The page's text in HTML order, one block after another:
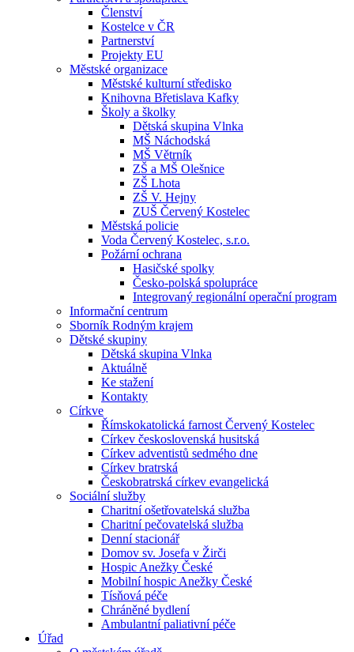
Členství
Kostelce v ČR
Partnerství
Projekty EU
Městské organizace
Městské kulturní středisko
Knihovna Břetislava Kafky
Školy a školky
Dětská skupina Vlnka
MŠ Náchodská
MŠ Větrník
ZŠ a MŠ Olešnice
ZŠ Lhota
ZŠ V. Hejny
ZUŠ Červený Kostelec
Městská policie
Voda Červený Kostelec, s.r.o.
Požární ochrana
Hasičské spolky
Česko-polská spolupráce
Integrovaný regionální operační program
Informační centrum
Sborník Rodným krajem
Dětské skupiny
Dětská skupina Vlnka
Aktuálně
Ke stažení
Kontakty
Církve
Římskokatolická farnost Červený Kostelec
Církev československá husitská
Církev adventistů sedmého dne
Církev bratrská
Českobratrská církev evangelická
Sociální služby
Charitní ošetřovatelská služba
Charitní pečovatelská služba
Denní stacionář
Domov sv. Josefa v Žirči
Hospic Anežky České
Mobilní hospic Anežky České
Tísňová péče
Chráněné bydlení
Ambulantní paliativní péče
Úřad